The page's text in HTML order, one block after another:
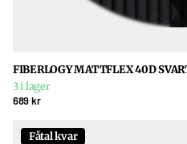
FIBERLOGY MATTFLEX 40D
3 i lager
689 kr
Fåtal kvar